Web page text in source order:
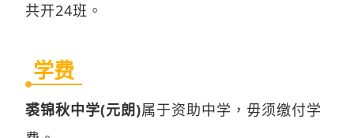
共开24班。
学费
裘锦秋中学(元朗)属于资助中学，毋须缴付学